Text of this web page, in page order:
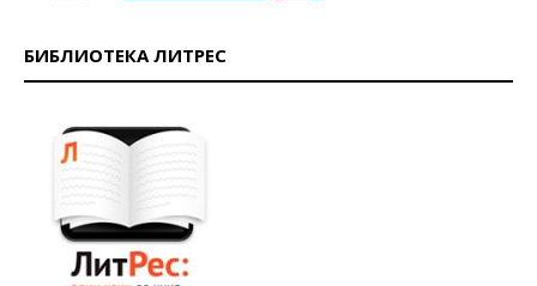
БИБЛИОТЕКА ЛИТРЕС